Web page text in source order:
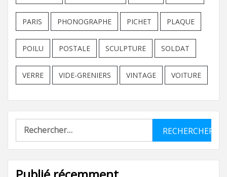
PARIS PHONOGRAPHE PICHET PLAQUE
POILU POSTALE SCULPTURE SOLDAT
VERRE VIDE-GRENIERS VINTAGE VOITURE
Rechercher :